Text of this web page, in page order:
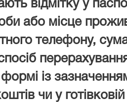
відмітку у
або місце
телефону,
формі із
чи у